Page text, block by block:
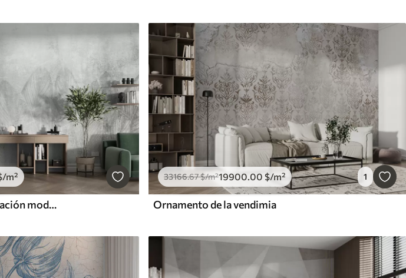
/m²
Hojas de palma de decoración moderna sobre un fondo de concreto
33166.67$/m²19900.00 $/m² 1
Ornamento de la vendimia